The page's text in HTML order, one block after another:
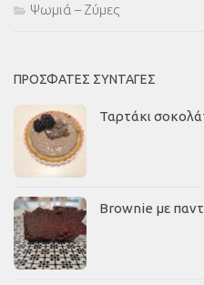
Ψωμιά – Ζύμες
ΠΡΌΣΦΑΤΕΣ ΣΥΝΤΑΓΈΣ
Ταρτάκι
Brownie με